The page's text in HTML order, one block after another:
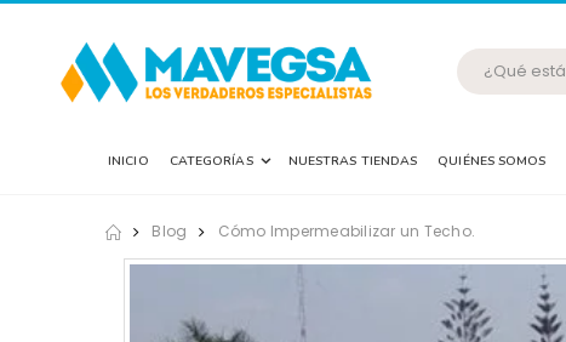
INICIO CATEGORÍAS NUESTRAS TIENDAS QUIÉNES SOMOS
Blog Cómo Impermeabilizar un Techo.